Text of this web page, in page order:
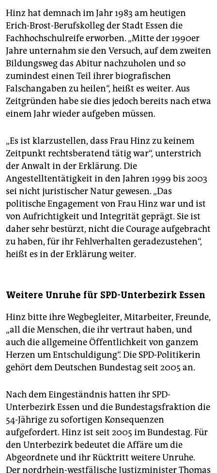
Hinz hat demnach im Jahr 1983 am heutigen
Erich-Brost-Berufskolleg der Stadt Essen die
Fachhochschulreife erworben. „Mitte der 1990er
Jahre unternahm sie den Versuch, auf dem zweiten
Bildungsweg das Abitur nachzuholen und so
zumindest einen Teil ihrer biografischen
Falschangaben zu heilen“, heißt es weiter. Aus
Zeitgründen habe sie dies jedoch bereits nach etwa
einem Jahr wieder aufgeben müssen.
„Es ist klarzustellen, dass Frau Hinz zu keinem
Zeitpunkt rechtsberatend tätig war“, unterstrich
der Anwalt in der Erklärung. Die
Angestelltentätigkeit in den Jahren 1999 bis 2003
sei nicht juristischer Natur gewesen. „Das
politische Engagement von Frau Hinz war und ist
von Aufrichtigkeit und Integrität geprägt. Sie ist
daher sehr bestürzt, nicht die Courage aufgebracht
zu haben, für ihr Fehlverhalten geradezustehen“,
heißt es in der Erklärung weiter.
Weitere Unruhe für SPD-Unterbezirk Essen
Hinz bitte ihre Wegbegleiter, Mitarbeiter, Freunde,
„all die Menschen, die ihr vertraut haben, und
auch die allgemeine Öffentlichkeit von ganzem
Herzen um Entschuldigung“. Die SPD-Politikerin
gehört dem Deutschen Bundestag seit 2005 an.
Nach dem Eingeständnis hatten ihr SPD-
Unterbezirk Essen und die Bundestagsfraktion die
54-Jährige zu sofortigen Konsequenzen
aufgefordert. Hinz ist seit 2005 im Bundestag. Für
den Unterbezirk bedeutet die Affäre um die
Abgeordnete und ihr Rücktritt weitere Unruhe.
Der nordrhein-westfälische Justizminister Thomas